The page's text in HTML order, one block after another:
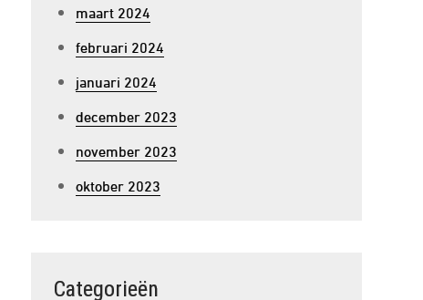
maart 2024
februari 2024
januari 2024
december 2023
november 2023
oktober 2023
Categorieën